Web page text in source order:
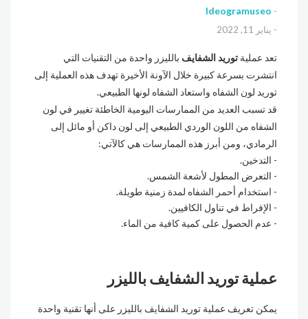
Ideogramuseo
يناير 11, 2022
تعد عملية توريد الشفايف بالليزر واحدة من التقنيات التي
انتشرت بسرعة كبيرة خلال الآونة الأخيرة تهدف هذه العملية إلى
توريد لون الشفاه واستعاد الشفاه لونها الطبيعي.
قد تسبب العديد من الممارسات اليومية الخاطئة تغيير في لون
الشفاه من اللون الوردي الطبيعي إلى لون داكن أو مائل إلى
الرمادي، ومن أبرز هذه الممارسات هي كالآتي:
التدخين.
التعرض المطول لأشعة الشمس.
استخدام أحمر الشفاه لمدة زمنية طويلة.
الإفراط في تناول الكافيين.
عدم الحصول على كمية كافية من الماء.
عملية توريد الشفايف بالليزر
يمكن تعريف عملية توريد الشفايف بالليزر على أنها تقنية واحدة